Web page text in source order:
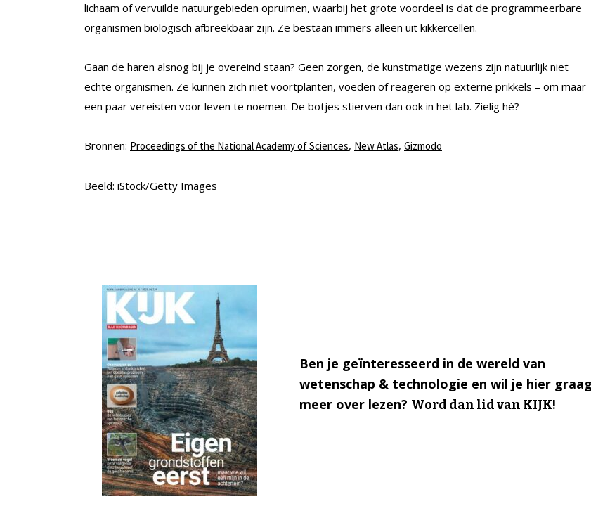
lichaam of vervuilde natuurgebieden opruimen, waarbij het grote voordeel is dat de programmeerbare
organismen biologisch afbreekbaar zijn. Ze bestaan immers alleen uit kikkercellen.
Gaan de haren alsnog bij je overeind staan? Geen zorgen, de kunstmatige wezens zijn natuurlijk niet
echte organismen. Ze kunnen zich niet voortplanten, voeden of reageren op externe prikkels – om maar
een paar vereisten voor leven te noemen. De botjes stierven dan ook in het lab. Zielig hè?
Bronnen: Proceedings of the National Academy of Sciences, New Atlas, Gizmodo
Beeld: iStock/Getty Images
Ben je geïnteresseerd in de wereld van
wetenschap & technologie en wil je hier graag
meer over lezen? Word dan lid van KIJK!